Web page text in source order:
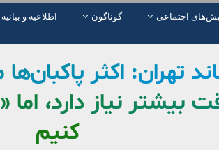
اجتماعی گوناگون اطلاعیه و بیانیه
تهران: اکثر پاکبان‌ها
بیشتر نیاز دارد، اما
کنیم